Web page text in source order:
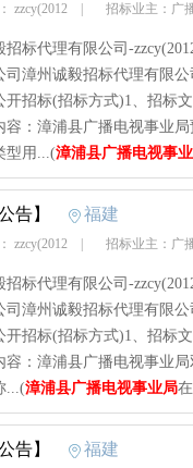
zzcy(2012 招标业主：广
招标代理有限公司-
司漳州诚毅招标代理有限
开招标(招标方式)1、招标
容：漳浦县广播电视事业
型用...(漳浦县广播电视事
告】 福建
zzcy(2012 招标业主：广
招标代理有限公司-
司漳州诚毅招标代理有限
开招标(招标方式)1、招标
容：漳浦县广播电视事业
...(漳浦县广播电视事业局
告】 福建